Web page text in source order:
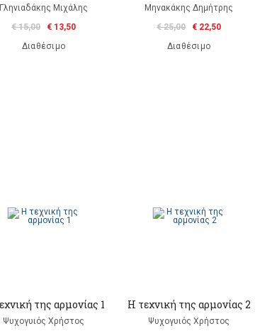
Γληνιαδάκης Μιχάλης
€ 15,00
€ 13,50
Διαθέσιμο
Μηνακάκης Δημήτρης
€ 25,00
€ 22,50
Διαθέσιμο
της αρμονίας 1
Ψυχογυιός Χρήστος
Η τεχνική της αρμονίας 2
Ψυχογυιός Χρήστος